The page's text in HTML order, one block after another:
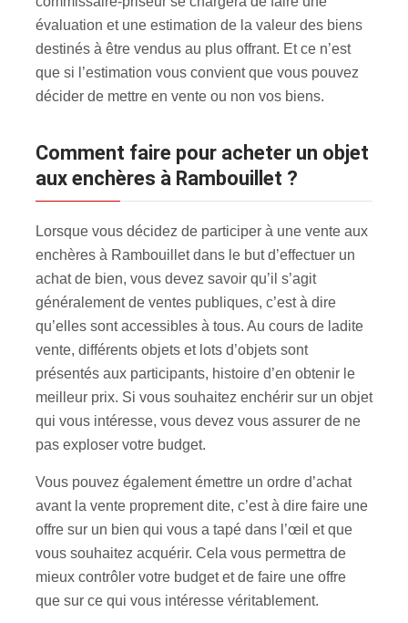
évaluation et une estimation de la valeur des biens
destinés à être vendus au plus offrant. Et ce n’est
que si l’estimation vous convient que vous pouvez
décider de mettre en vente ou non vos biens.
Comment faire pour acheter un objet
aux enchères à Rambouillet ?
Lorsque vous décidez de participer à une vente aux
enchères à Rambouillet dans le but d’effectuer un
achat de bien, vous devez savoir qu’il s’agit
généralement de ventes publiques, c’est à dire
qu’elles sont accessibles à tous. Au cours de ladite
vente, différents objets et lots d’objets sont
présentés aux participants, histoire d’en obtenir le
meilleur prix. Si vous souhaitez enchérir sur un objet
qui vous intéresse, vous devez vous assurer de ne
pas exploser votre budget.
Vous pouvez également émettre un ordre d’achat
avant la vente proprement dite, c’est à dire faire une
offre sur un bien qui vous a tapé dans l’œil et que
vous souhaitez acquérir. Cela vous permettra de
mieux contrôler votre budget et de faire une offre
que sur ce qui vous intéresse véritablement.